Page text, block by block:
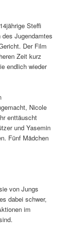
Steffi
Jugendamtes
Der Film
Zeit kurz
endlich wieder
Nicole
enttäuscht
und Yasemin
Fünf Mädchen
von Jungs
dabei schwer,
im